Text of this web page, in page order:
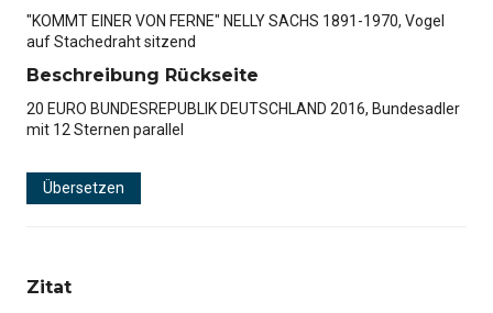
"KOMMT EINER VON FERNE" NELLY SACHS 1891-1970, Vogel
auf Stachedraht sitzend
Beschreibung Rückseite
20 EURO BUNDESREPUBLIK DEUTSCHLAND 2016, Bundesadler
mit 12 Sternen parallel
Übersetzen
Zitat